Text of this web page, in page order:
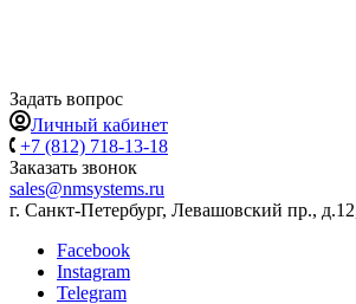
Задать вопрос
Личный кабинет
+7 (812) 718-13-18
Заказать звонок
sales@nmsystems.ru
г. Санкт-Петербург, Левашовский пр.,
Facebook
Instagram
Telegram